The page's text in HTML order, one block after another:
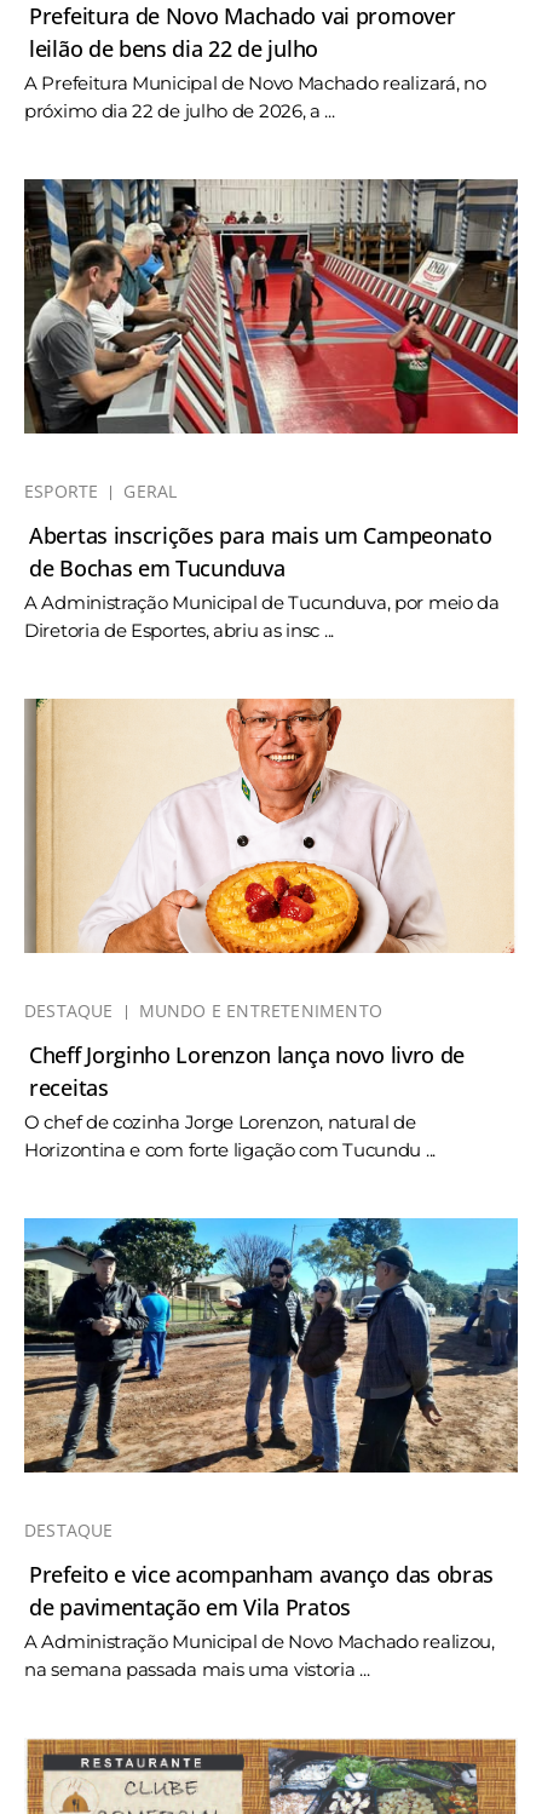
Prefeitura de Novo Machado vai promover
leilão de bens dia 22 de julho
A Prefeitura Municipal de Novo Machado realizará, no
próximo dia 22 de julho de 2026, a ...
ESPORTE GERAL
Abertas inscrições para mais um Campeonato
de Bochas em Tucunduva
A Administração Municipal de Tucunduva, por meio da
Diretoria de Esportes, abriu as insc ...
DESTAQUE MUNDO E ENTRETENIMENTO
Cheff Jorginho Lorenzon lança novo livro de
receitas
O chef de cozinha Jorge Lorenzon, natural de
Horizontina e com forte ligação com Tucundu ...
DESTAQUE
Prefeito e vice acompanham avanço das obras
de pavimentação em Vila Pratos
A Administração Municipal de Novo Machado realizou,
na semana passada mais uma vistoria ...